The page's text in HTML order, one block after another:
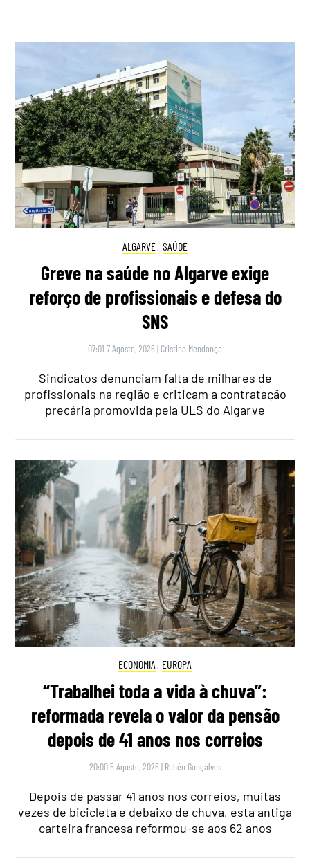
ALGARVE, SAÚDE
Greve na saúde no Algarve exige
reforço de profissionais e defesa do
SNS
07:01 7 Agosto, 2026 | Cristina Mendonça
Sindicatos denunciam falta de milhares de
profissionais na região e criticam a contratação
precária promovida pela ULS do Algarve
ECONOMIA , EUROPA
“Trabalhei toda a vida à chuva”:
reformada revela o valor da pensão
depois de 41 anos nos correios
20:00 5 Agosto, 2026 | Rubén Gonçalves
Depois de passar 41 anos nos correios, muitas
vezes de bicicleta e debaixo de chuva, esta antiga
carteira francesa reformou-se aos 62 anos